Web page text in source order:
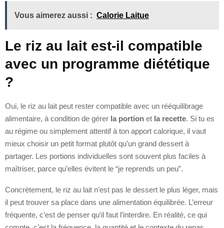
Vous aimerez aussi : Calorie Laitue
Le riz au lait est-il compatible
avec un programme diététique
?
Oui, le riz au lait peut rester compatible avec un rééquilibrage
alimentaire, à condition de gérer la portion et la recette. Si tu es
au régime ou simplement attentif à ton apport calorique, il vaut
mieux choisir un petit format plutôt qu’un grand dessert à
partager. Les portions individuelles sont souvent plus faciles à
maîtriser, parce qu’elles évitent le “je reprends un peu”.
Concrètement, le riz au lait n’est pas le dessert le plus léger, mais
il peut trouver sa place dans une alimentation équilibrée. L’erreur
fréquente, c’est de penser qu’il faut l’interdire. En réalité, ce qui